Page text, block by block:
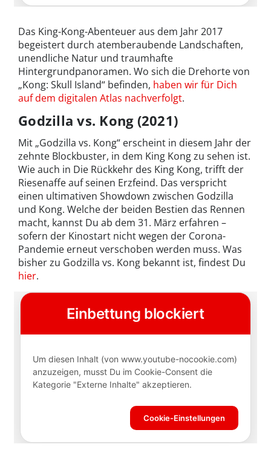
Das King-Kong-Abenteuer aus dem Jahr 2017
begeistert durch atemberaubende Landschaften,
unendliche Natur und traumhafte
Hintergrundpanoramen. Wo sich die Drehorte von
„Kong: Skull Island“ befinden, haben wir für Dich
auf dem digitalen Atlas nachverfolgt.
Godzilla vs. Kong (2021)
Mit „Godzilla vs. Kong“ erscheint in diesem Jahr der
zehnte Blockbuster, in dem King Kong zu sehen ist.
Wie auch in Die Rückkehr des King Kong, trifft der
Riesenaffe auf seinen Erzfeind. Das verspricht
einen ultimativen Showdown zwischen Godzilla
und Kong. Welche der beiden Bestien das Rennen
macht, kannst Du ab dem 31. März erfahren –
sofern der Kinostart nicht wegen der Corona-
Pandemie erneut verschoben werden muss. Was
bisher zu Godzilla vs. Kong bekannt ist, findest Du
hier.